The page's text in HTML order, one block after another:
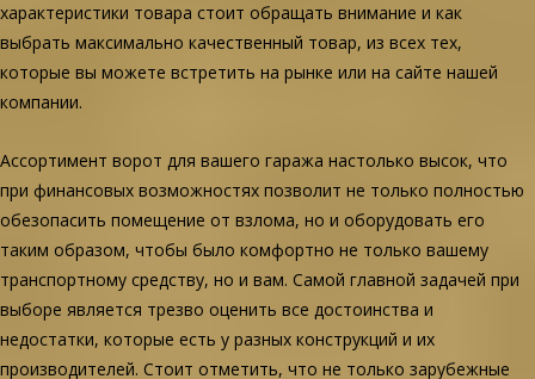
характеристики товара стоит обращать внимание и как
выбрать максимально качественный товар, из всех тех,
которые вы можете встретить на рынке или на сайте нашей
компании.
Ассортимент ворот для вашего гаража настолько высок, что
при финансовых возможностях позволит не только полностью
обезопасить помещение от взлома, но и оборудовать его
таким образом, чтобы было комфортно не только вашему
транспортному средству, но и вам. Самой главной задачей при
выборе является трезво оценить все достоинства и
недостатки, которые есть у разных конструкций и их
производителей. Стоит отметить, что не только зарубежные